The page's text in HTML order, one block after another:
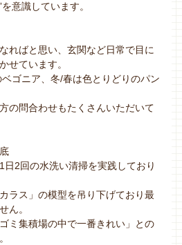
意識しています。
ればと思い、玄関など日常で目に
せています。
ゴニア、冬/春は色とりどりのパン
の問合わせもたくさんいただいて
日2回の水洗い清掃を実践しており
ラス」の模型を吊り下げており最
ん。
ミ集積場の中で一番きれい」との